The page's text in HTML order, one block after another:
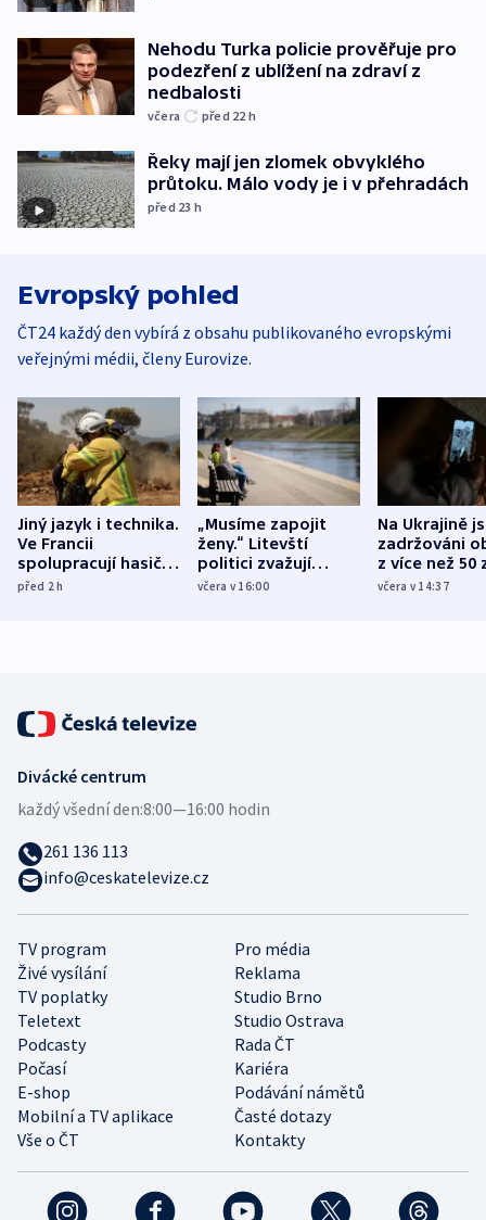
Nehodu Turka policie prověřuje pro
podezření z ublížení na zdraví z
nedbalosti
včera před 22 h
Řeky mají jen zlomek obvyklého
průtoku. Málo vody je i v přehradách
před 23 h
Evropský pohled
ČT24 každý den vybírá z obsahu publikovaného evropskými
veřejnými médii, členy Eurovize.
Jiný jazyk i technika.
Ve Francii
spolupracují hasiči z
různých zemí
před 2h
„Musíme zapojit
ženy.“ Litevští
politici zvažují
dohodu o
včera v 16:00
Na Ukrajině
zadržováni
z více než 50
Bojovali na
včera v 14:37
TV program
Pro média
Živé vysílání
Reklama
TV poplatky
Studio Brno
Teletext
Studio Ostrava
Podcasty
Rada ČT
Počasí
Kariéra
E-shop
Podávání námětů
Mobilní a TV aplikace
Časté dotazy
Vše o ČT
Kontakty
Divácké centrum
každý všední den:8:00—16:00 hodin
261 136 113
info@ceskatelevize.cz